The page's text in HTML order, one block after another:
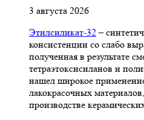
3 августа 2026
Этилсиликат-32–
консистенции со слабо
полученная в результате
тетpаэтоксисиланов и
нашел широкое
лакокрасочных
производстве